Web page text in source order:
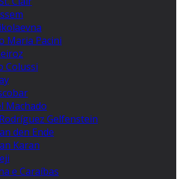
Maria Pacini
Colussi
Machado
Gelfenstein
den Ende
Karan
e Caraíbas